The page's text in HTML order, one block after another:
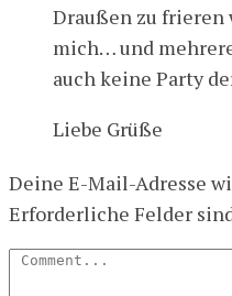
Draußen zu frieren
mich… und
auch keine Party
Liebe Grüße
Deine E-Mail-Adresse
Erforderliche Felder